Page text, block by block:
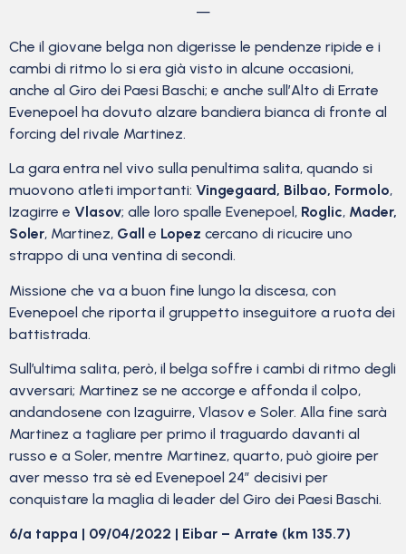
—
Che il giovane belga non digerisse le pendenze ripide e i
cambi di ritmo lo si era già visto in alcune occasioni,
anche al Giro dei Paesi Baschi; e anche sull’Alto di Errate
Evenepoel ha dovuto alzare bandiera bianca di fronte al
forcing del rivale Martinez.
La gara entra nel vivo sulla penultima salita, quando si
muovono atleti importanti: Vingegaard, Bilbao, Formolo,
Izagirre e Vlasov; alle loro spalle Evenepoel, Roglic, Mader,
Soler, Martinez, Gall e Lopez cercano di ricucire uno
strappo di una ventina di secondi.
Missione che va a buon fine lungo la discesa, con
Evenepoel che riporta il gruppetto inseguitore a ruota dei
battistrada.
Sull’ultima salita, però, il belga soffre i cambi di ritmo degli
avversari; Martinez se ne accorge e affonda il colpo,
andandosene con Izaguirre, Vlasov e Soler. Alla fine sarà
Martinez a tagliare per primo il traguardo davanti al
russo e a Soler, mentre Martinez, quarto, può gioire per
aver messo tra sè ed Evenepoel 24″ decisivi per
conquistare la maglia di leader del Giro dei Paesi Baschi.
6/a tappa | 09/04/2022 | Eibar – Arrate (km 135.7)